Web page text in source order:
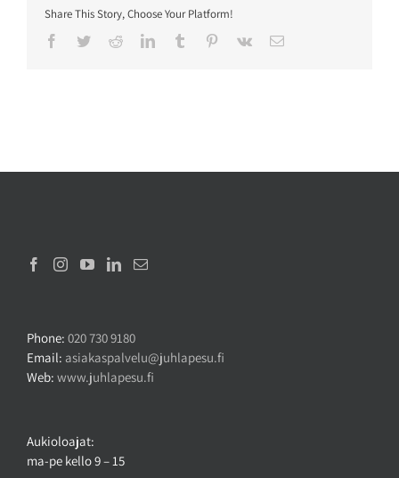
Share This Story, Choose Your Platform!
Facebook
TwitterRedditLinkedInTumblr Pinterest
Vk Sähköposti
Phone: 020 730 9180
Email: asiakaspalvelu@juhlapesu.fi
Web: www.juhlapesu.fi
Aukioloajat:
ma-pe kello 9 – 15